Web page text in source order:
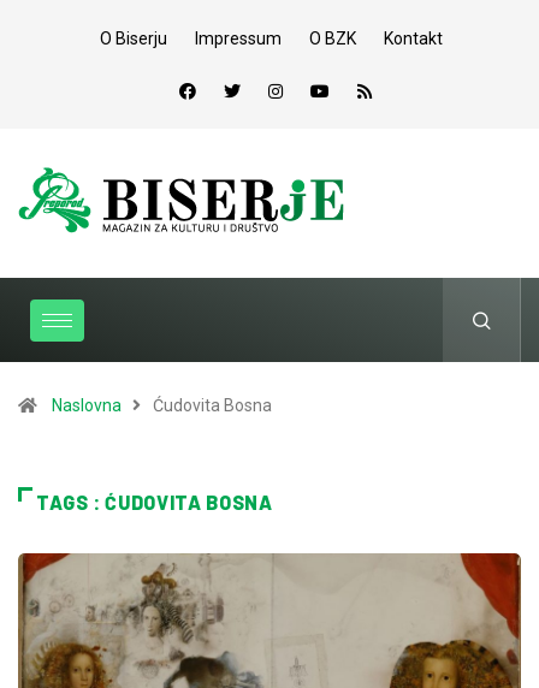
O Biserju Impressum O BZK Kontakt
Naslovna Ćudovita Bosna
TAGS : ĆUDOVITA BOSNA